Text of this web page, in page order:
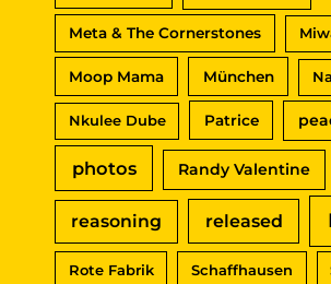
Meta & The Cornerstones
Moop Mama München
Nkulee Dube Patrice
photos Randy Valentine
reasoning released
Rote Fabrik Schaffhausen